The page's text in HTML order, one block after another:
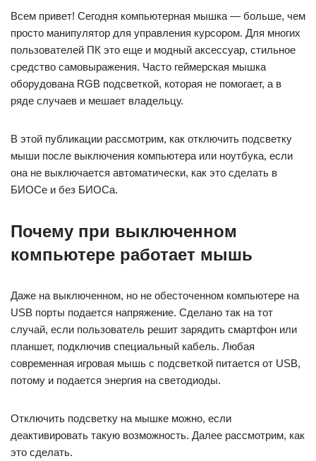
Всем привет! Сегодня компьютерная мышка — больше, чем
просто манипулятор для управления курсором. Для многих
пользователей ПК это еще и модный аксессуар, стильное
средство самовыражения. Часто геймерская мышка
оборудована RGB подсветкой, которая не помогает, а в
ряде случаев и мешает владельцу.
В этой публикации рассмотрим, как отключить подсветку
мыши после выключения компьютера или ноутбука, если
она не выключается автоматически, как это сделать в
БИОСе и без БИОСа.
Почему при выключенном
компьютере работает мышь
Даже на выключенном, но не обесточенном компьютере на
USB порты подается напряжение. Сделано так на тот
случай, если пользователь решит зарядить смартфон или
планшет, подключив специальный кабель. Любая
современная игровая мышь с подсветкой питается от USB,
потому и подается энергия на светодиоды.
Отключить подсветку на мышке можно, если
деактивировать такую возможность. Далее рассмотрим, как
это сделать.